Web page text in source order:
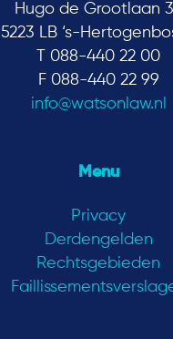
Hugo de Grootlaan
5223 LB ‘s-
T 088-440 22 00
F 088-440 22 99
info@watsonlaw.nl
Menu
Privacy
Derdengelden
Rechtsgebieden